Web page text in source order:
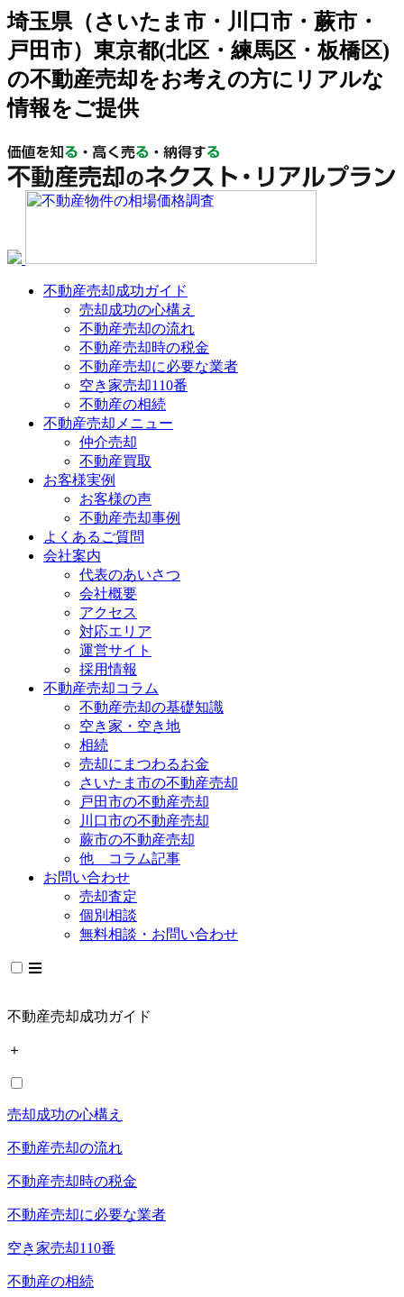
埼玉県（さいたま市・川口市・蕨市・
戸田市）東京都(北区・練馬区・板橋区)
の不動産売却をお考えの方にリアルな
情報をご提供
不動産売却成功ガイド
売却成功の心構え
不動産売却の流れ
不動産売却時の税金
不動産売却に必要な業者
空き家売却110番
不動産の相続
不動産売却メニュー
仲介売却
不動産買取
お客様実例
お客様の声
不動産売却事例
よくあるご質問
会社案内
代表のあいさつ
会社概要
アクセス
対応エリア
運営サイト
採用情報
不動産売却コラム
不動産売却の基礎知識
空き家・空き地
相続
売却にまつわるお金
さいたま市の不動産売却
戸田市の不動産売却
川口市の不動産売却
蕨市の不動産売却
他 コラム記事
お問い合わせ
売却査定
個別相談
無料相談・お問い合わせ
不動産売却成功ガイド
＋
売却成功の心構え
不動産売却の流れ
不動産売却時の税金
不動産売却に必要な業者
空き家売却110番
不動産の相続